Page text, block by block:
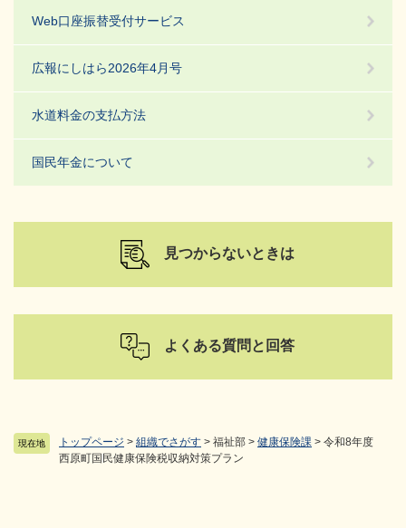
現在地 トップページ > 組織でさがす > 福祉部 > 健康保険課 > 令和8年度
西原町国民健康保険税収納対策プラン
Web口座振替受付サービス
広報にしはら2026年4月号
水道料金の支払方法
国民年金について
見つからないときは
よくある質問と回答